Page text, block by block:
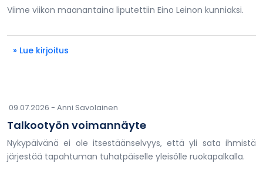
Viime viikon maanantaina liputettiin Eino Leinon kunniaksi.
» Lue kirjoitus
09.07.2026 - Anni Savolainen
Talkootyön voimannäyte
Nykypäivänä ei ole itsestäänselvyys, että yli sata ihmistä
järjestää tapahtuman tuhatpäiselle yleisölle ruokapalkalla.